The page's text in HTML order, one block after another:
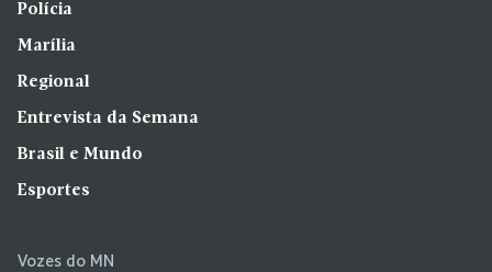
Polícia
Marília
Regional
Entrevista da Semana
Brasil e Mundo
Esportes
Vozes do MN